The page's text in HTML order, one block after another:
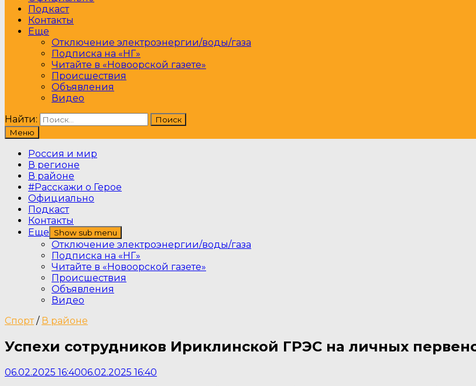
Подкаст
Контакты
Еще
Отключение электроэнергии/воды/газа
Подписка на «НГ»
Читайте в «Новоорской газете»
Происшествия
Объявления
Видео
Найти:
Меню
Россия и мир
В регионе
В районе
#Расскажи о Герое
Официально
Подкаст
Контакты
Еще
Show sub menu
Отключение электроэнергии/воды/газа
Подписка на «НГ»
Читайте в «Новоорской газете»
Происшествия
Объявления
Видео
Спорт/ В районе
Успехи сотрудников Ириклинской ГРЭС на личных
06.02.2025 16:4006.02.2025 16:40